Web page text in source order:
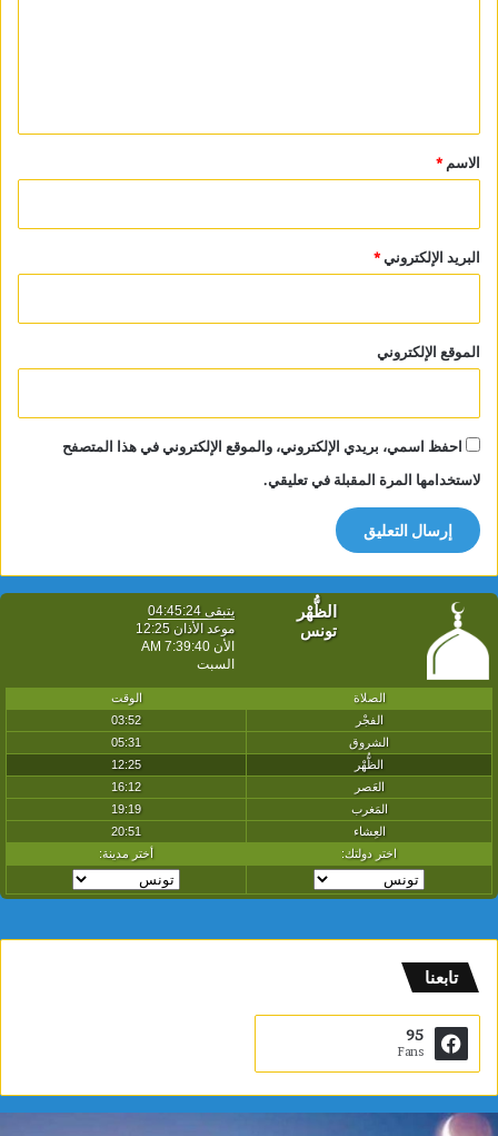
*
الاسم *
البريد الإلكتروني*
الموقع الإلكتروني
احفظ اسمي، بريدي الإلكتروني، والموقع الإلكتروني في هذا المتصفح
لاستخدامها المرة المقبلة في تعليقي.
تابعنا
95
Fans
مدينة